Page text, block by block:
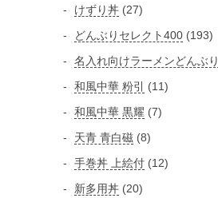
けずり丼 272
の
商
品
どんぶりセレクト400 1931
9
名入れ向けラーメンどんぶり
和風中華 粉引 111
商
和風中華 黒耀 77
商
天青 青白磁 88
個
手巻丼 上絵付 121
新多用丼 202